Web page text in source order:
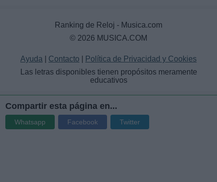
Ranking de Reloj - Musica.com
© 2026 MUSICA.COM
Ayuda Contacto
Política de Privacidad y Cookies
Las letras disponibles tienen propósitos meramente
educativos
Compartir esta página en...
Whatsapp Facebook Twitter